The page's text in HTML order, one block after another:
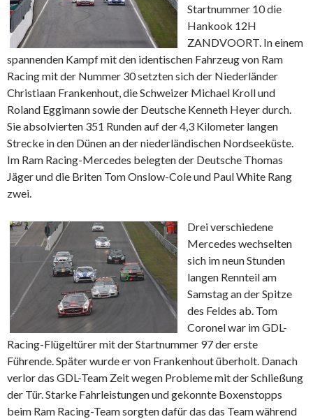
Startnummer 10 die
Hankook 12H
ZANDVOORT. In einem
spannenden Kampf mit den identischen Fahrzeug von Ram
Racing mit der Nummer 30 setzten sich der Niederländer
Christiaan Frankenhout, die Schweizer Michael Kroll und
Roland Eggimann sowie der Deutsche Kenneth Heyer durch.
Sie absolvierten 351 Runden auf der 4,3 Kilometer langen
Strecke in den Dünen an der niederländischen Nordseeküste.
Im Ram Racing-Mercedes belegten der Deutsche Thomas
Jäger und die Briten Tom Onslow-Cole und Paul White Rang
zwei.
Drei verschiedene
Mercedes wechselten
sich im neun Stunden
langen Rennteil am
Samstag an der Spitze
des Feldes ab. Tom
Coronel war im GDL-
Racing-Flügeltürer mit der Startnummer 97 der erste
Führende. Später wurde er von Frankenhout überholt. Danach
verlor das GDL-Team Zeit wegen Probleme mit der Schließung
der Tür. Starke Fahrleistungen und gekonnte Boxenstopps
beim Ram Racing-Team sorgten dafür das das Team während